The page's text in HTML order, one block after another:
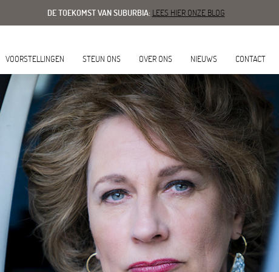
DE TOEKOMST VAN SUBURBIA: LEES HIER ONZE BLOG
VOORSTELLINGEN STEUN ONS OVER ONS NIEUWS CONTACT